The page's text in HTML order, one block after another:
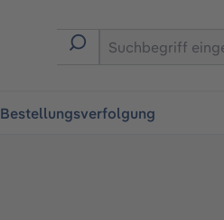
Bestellungsverfolgung